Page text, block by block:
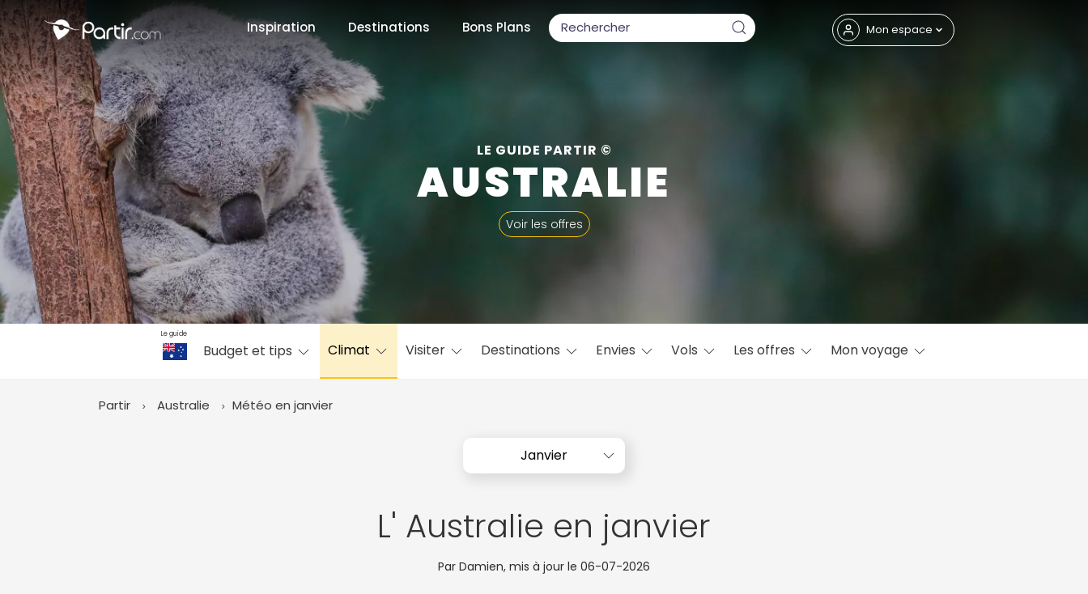
Inspiration Destinations Bons Plans Mon espace
LE GUIDE PARTIR ©
AUSTRALIE
Voir les offres
Le guide
Budget et tips Climat Visiter Destinations Envies Vols Les offres Mon voyage
Partir Australie Météo en janvier
Janvier
L' Australie en janvier
Par Damien, mis à jour le 06-07-2026
Fermer
📍 Destinations populaires
☀️ Où partir par mois
Janvier
Octobre
✨ Envies populaires